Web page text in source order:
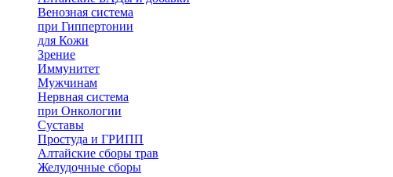
Венозная система
при Гиппертонии
для Кожи
Зрение
Иммунитет
Мужчинам
Нервная система
при Онкологии
Суставы
Простуда и ГРИПП
Алтайские сборы трав
Желудочные сборы